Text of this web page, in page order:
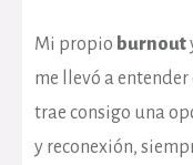
Mi propio burnout
me llevó a
trae consigo una
y reconexión,